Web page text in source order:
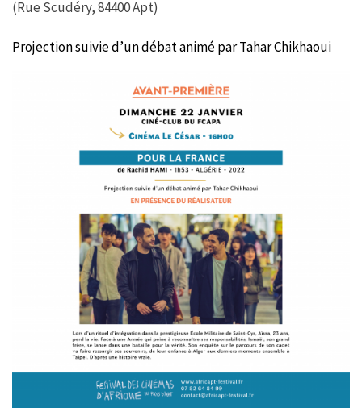
(Rue Scudéry, 84400 Apt)
Projection suivie d’un débat animé par Tahar Chikhaoui